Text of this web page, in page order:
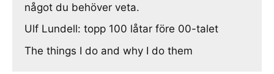
något du behöver veta.
Ulf Lundell: topp 100 låtar före 00-talet
The things I do and why I do them